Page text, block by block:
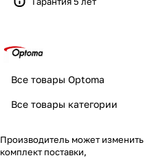
Все товары Optoma
Все товары категории
Производитель может изменить
комплект поставки,